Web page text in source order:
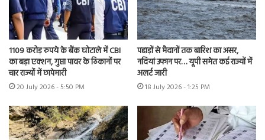
1109 करोड़ रुपये के बैंक घोटाले में CBI
का बड़ा एक्शन, गुप्ता पावर के ठिकानों पर
चार राज्यों में छापेमारी
20 July 2026 - 5:50 PM
पहाड़ों से मैदानों तक बारिश का असर,
नदियां उफान पर… यूपी समेत कई राज्यों में
अलर्ट जारी
18 July 2026 - 1:25 PM